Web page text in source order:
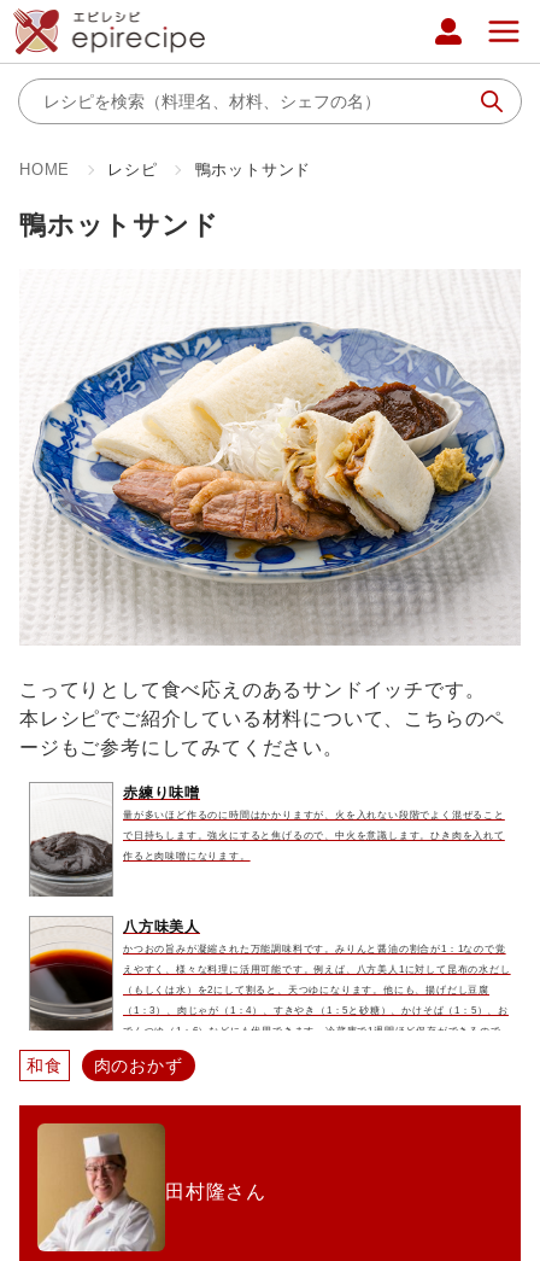
HOME レシピ 鴨ホットサンド
鴨ホットサンド
こってりとして食べ応えのあるサンドイッチです。
本レシピでご紹介している材料について、こちらのペ
ージもご参考にしてみてください。
赤練り味噌
量が多いほど作るのに時間はかかりますが、火を入れない段階でよく混ぜること
で日持ちします。強火にすると焦げるので、中火を意識します。ひき肉を入れて
作ると肉味噌になります。
八方味美人
かつおの旨みが凝縮された万能調味料です。みりんと醤油の割合が1：1なので覚
えやすく、様々な料理に活用可能です。例えば、八方美人1に対して昆布の水だし
（もしくは水）を2にして割ると、天つゆになります。他にも、揚げだし豆腐
（1：3）、肉じゃが（1：4）、すきやき（1：5と砂糖）、かけそば（1：5）、お
でんつゆ（1：6）などにも代用できます。冷蔵庫で1週間ほど保存ができるので
常備しておきましょう。
和食 肉のおかず
田村隆さん